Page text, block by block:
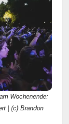
Wochenende:
| (c) Brandon